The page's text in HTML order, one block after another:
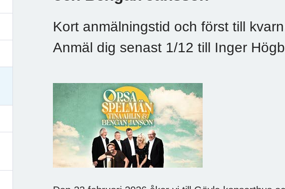
Kort anmälningstid och först till
Anmäl dig senast 1/12 till Inger